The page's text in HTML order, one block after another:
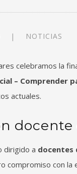
NOTICIAS
celebramos la
– Comprender
actuales.
dirigido a docentes
compromiso con la